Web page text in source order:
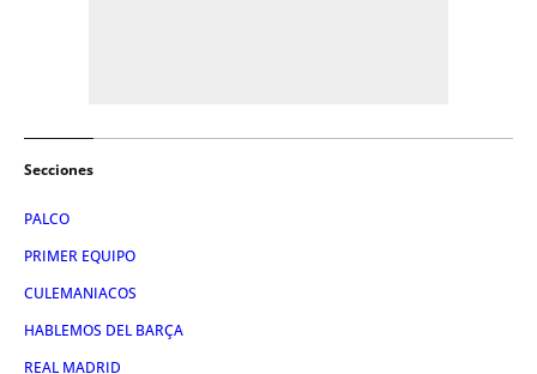
Secciones
PALCO
PRIMER EQUIPO
CULEMANIACOS
HABLEMOS DEL BARÇA
REAL MADRID